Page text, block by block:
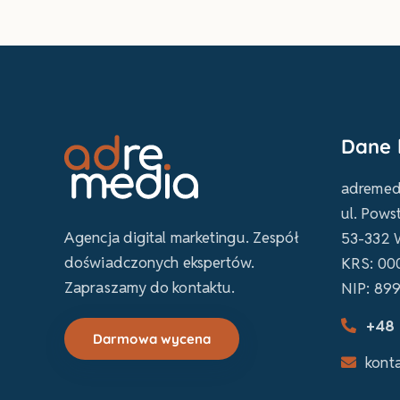
Agencja digital marketingu. Zespół
doświadczonych ekspertów.
Zapraszamy do kontaktu.
Darmowa wycena
ul.
53-332
KRS:
NIP:
+48